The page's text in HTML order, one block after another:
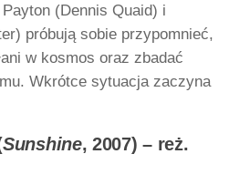
(Dennis Quaid) i
próbują sobie przypomnieć,
w kosmos oraz zbadać
Wkrótce sytuacja zaczyna
Sunshine, 2007) – reż.